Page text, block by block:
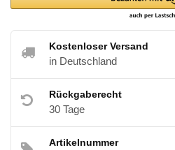
Kostenloser Versand
in Deutschland
Rückgaberecht
30 Tage
Artikelnummer